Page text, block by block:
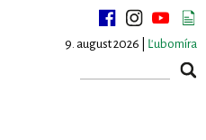
9. august 2026 | Ľubomíra